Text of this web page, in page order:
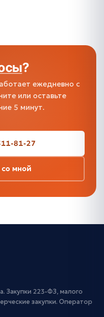
?
ежедневно с
или оставьте
5 минут.
81-27
со мной
Закупки 223-ФЗ, малого
закупки. Оператор